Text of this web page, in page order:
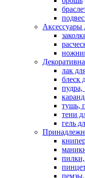
Аксессуары
лак
блеск
тушь,
тени
гель